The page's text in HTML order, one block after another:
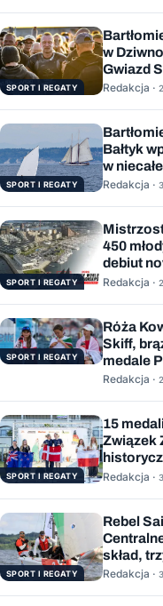
SPORT I REGATY
w
Gwiazd
Bałtyk
Redakcja ·
SPORT I REGATY
Bałtyk
w
Redakcja ·
SPORT I REGATY
450
debiut
Redakcja ·
SPORT I REGATY
Róża
Skiff,
medale
Redakcja ·
SPORT I REGATY
15
Związek
Redakcja ·
SPORT I REGATY
Rebel
skład,
Redakcja ·